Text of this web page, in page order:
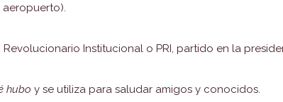
Institucional o PRI, partido en la
hubo y se utiliza para saludar amigos y conocidos.